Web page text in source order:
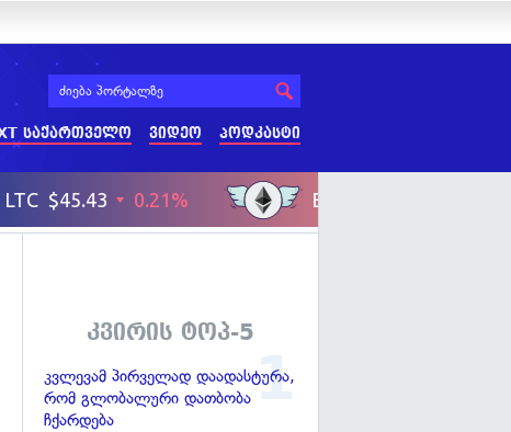
საქართველო ვიდეო პოდკასტი
კვირის ტოპ-5
კვლევამ პირველად დაადასტურა,
რომ გლობალური დათბობა
ჩქარდება